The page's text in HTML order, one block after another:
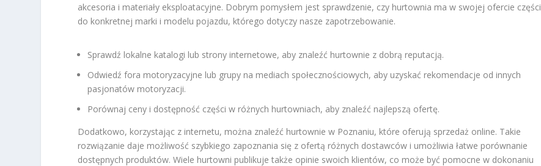
akcesoria i materiały eksploatacyjne. Dobrym pomysłem jest sprawdzenie, czy hurtownia ma w swojej ofercie części
do konkretnej marki i modelu pojazdu, którego dotyczy nasze zapotrzebowanie.
Sprawdź lokalne katalogi lub strony internetowe, aby znaleźć hurtownie z dobrą reputacją.
Odwiedź fora motoryzacyjne lub grupy na mediach społecznościowych, aby uzyskać rekomendacje od innych
pasjonatów motoryzacji.
Porównaj ceny i dostępność części w różnych hurtowniach, aby znaleźć najlepszą ofertę.
Dodatkowo, korzystając z internetu, można znaleźć hurtownie w Poznaniu, które oferują sprzedaż online. Takie
rozwiązanie daje możliwość szybkiego zapoznania się z ofertą różnych dostawców i umożliwia łatwe porównanie
dostępnych produktów. Wiele hurtowni publikuje także opinie swoich klientów, co może być pomocne w dokonaniu